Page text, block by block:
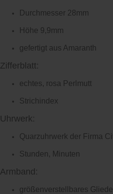
Durchmesser 28mm
Höhe 9,9mm
gefertigt aus Amaranth
Zifferblatt:
echtes, rosa Perlmutt
Strichindex
Uhrwerk:
Quarzuhrwerk der Firma
Stunden, Minuten
Armband:
größenverstellbares